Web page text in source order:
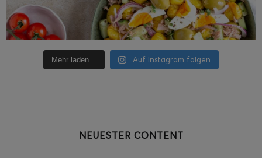
Mehr laden… Auf Instagram folgen
NEUESTER CONTENT